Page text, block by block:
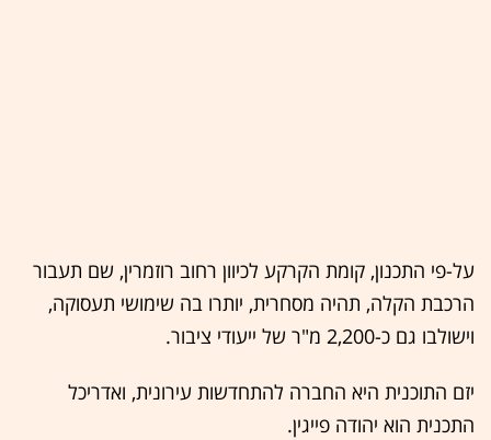
על-פי התכנון, קומת הקרקע לכיוון רחוב רוזמרין, שם תעבור
הרכבת הקלה, תהיה מסחרית, יותרו בה שימושי תעסוקה,
וישולבו גם כ-2,200 מ"ר של ייעודי ציבור.
יזם התוכנית היא החברה להתחדשות עירונית, ואדריכל
התכנית הוא יהודה פייגין.